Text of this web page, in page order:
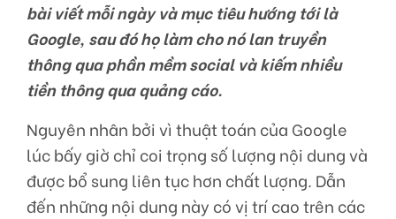
bài viết mỗi ngày và mục tiêu hướng tới là
Google, sau đó họ làm cho nó lan truyền
thông qua phần mềm social và kiếm nhiều
tiền thông qua quảng cáo.
Nguyên nhân bởi vì thuật toán của Google
lúc bấy giờ chỉ coi trọng số lượng nội dung và
được bổ sung liên tục hơn chất lượng. Dẫn
đến những nội dung này có vị trí cao trên các